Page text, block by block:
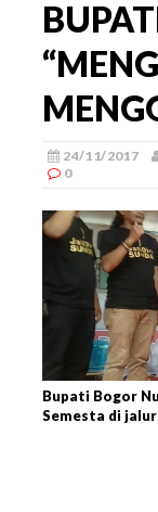
24/11/2017
0
Bupati Bogor
Semesta di